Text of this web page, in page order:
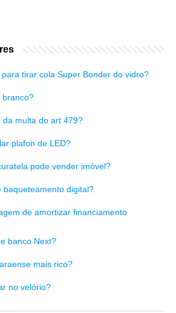
tirar cola Super Bonder do vidro?
branco?
da multa do art 479?
plafon de LED?
pode vender imóvel?
baqueteamento digital?
de amortizar financiamento
banco Next?
mais rico?
no velório?